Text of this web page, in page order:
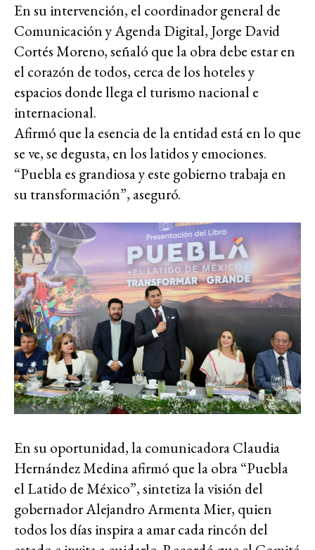
En su intervención, el coordinador general de
Comunicación y Agenda Digital, Jorge David
Cortés Moreno, señaló que la obra debe estar en
el corazón de todos, cerca de los hoteles y
espacios donde llega el turismo nacional e
internacional.
Afirmó que la esencia de la entidad está en lo que
se ve, se degusta, en los latidos y emociones.
“Puebla es grandiosa y este gobierno trabaja en
su transformación”, aseguró.
En su oportunidad, la comunicadora Claudia
Hernández Medina afirmó que la obra “Puebla
el Latido de México”, sintetiza la visión del
gobernador Alejandro Armenta Mier, quien
todos los días inspira a amar cada rincón del